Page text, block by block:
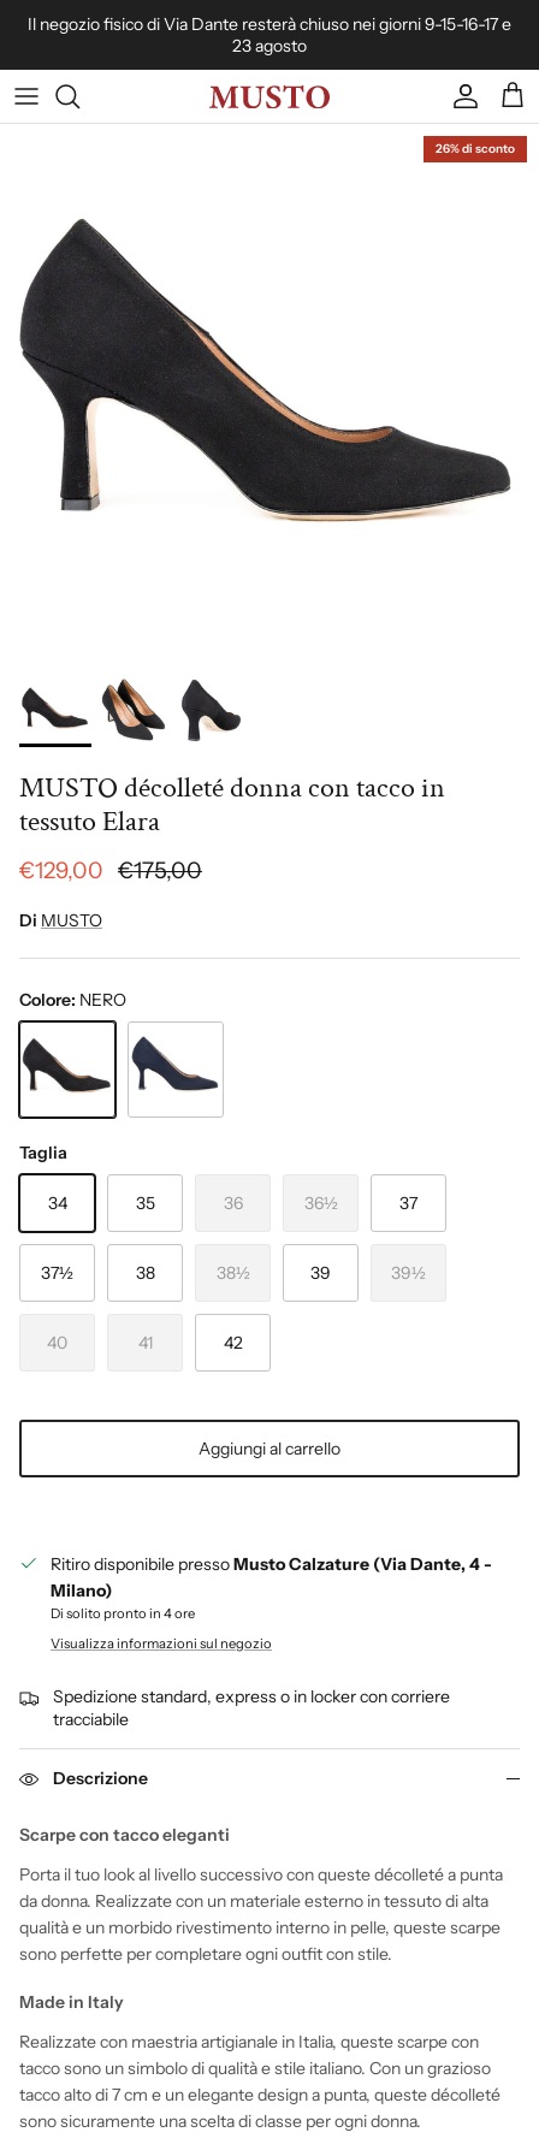
Passa ai contenuti
Il negozio fisico di Via Dante resterà chiuso nei giorni 9-15-16-17 e
23 agosto
Account
26% di sconto
MUSTO décolleté donna con tacco in
tessuto Elara
€129,00 €175,00
Di MUSTO
Colore: NERO
Taglia
34 35 36 36½ 37
37½ 38 38½ 39 39½
40 41 42
Aggiungi al carrello
Ritiro disponibile pressoMusto Calzature (Via Dante, 4 -
Milano)
Di solito pronto in 4 ore
Visualizza informazioni sul negozio
Spedizione standard, express o in locker con corriere
tracciabile
Descrizione
Scarpe con tacco eleganti
Porta il tuo look al livello successivo con queste décolleté a punta
da donna. Realizzate con un materiale esterno in tessuto di alta
qualità e un morbido rivestimento interno in pelle, queste scarpe
sono perfette per completare ogni outfit con stile.
Made in Italy
Realizzate con maestria artigianale in Italia, queste scarpe con
tacco sono un simbolo di qualità e stile italiano. Con un grazioso
tacco alto di 7 cm e un elegante design a punta, queste décolleté
sono sicuramente una scelta di classe per ogni donna.